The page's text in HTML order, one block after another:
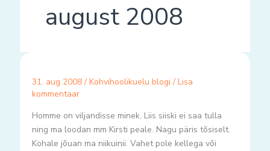
august 2008
31. aug 2008 / Kohvihoolikuelu blogi / Lisa
kommentaar
Homme on viljandisse minek. Liis siiski ei saa tulla
ning ma loodan mm Kirsti peale. Nagu päris tõsiselt.
Kohale jõuan ma niikuinii. Vahet pole kellega või